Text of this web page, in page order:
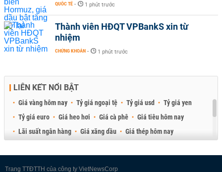
QUỐC TẾ - 1 phút trước
Thành viên HĐQT VPBankS xin từ
nhiệm
CHỨNG KHOÁN - 1 phút trước
LIÊN KẾT NỔI BẬT
Giá vàng hôm nay Tỷ giá ngoại tệ Tỷ giá usd
Tỷ giá yen
Tỷ giá euro
Giá heo hơi Giá cà phê
Giá tiêu hôm nay
Lãi suất ngân hàng
Giá xăng dầu
Giá thép hôm nay
Trang TTĐTTH của công ty VietNewsCorp